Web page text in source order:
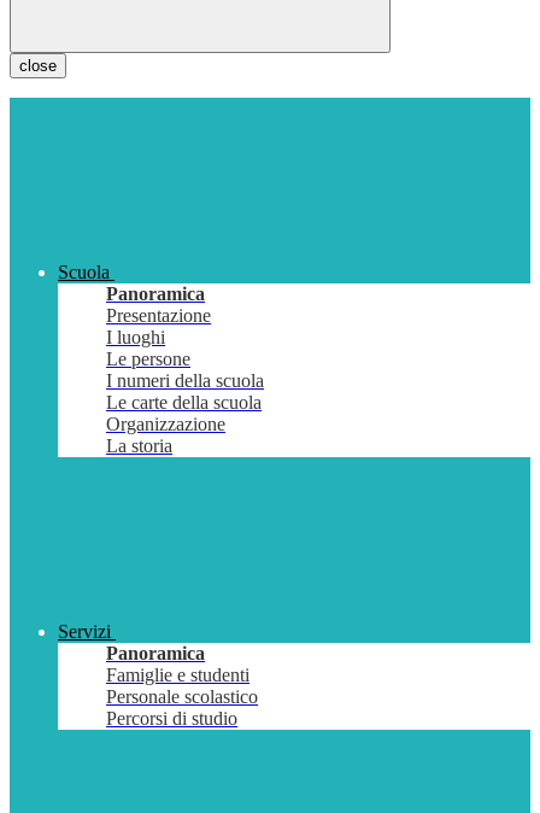
close
Scuola
Panoramica
Presentazione
I luoghi
Le persone
I numeri della scuola
Le carte della scuola
Organizzazione
La storia
Servizi
Panoramica
Famiglie e studenti
Personale scolastico
Percorsi di studio